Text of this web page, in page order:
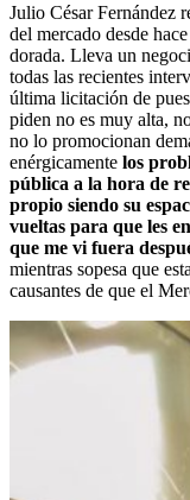
Julio César Fernández
del mercado desde
dorada. Lleva un
todas las recientes
última licitación de
piden no es muy alta,
no lo promocionan
enérgicamente los
pública a la hora de
propio siendo su
vueltas para que les
que me vi fuera
mientras sopesa que
causantes de que el